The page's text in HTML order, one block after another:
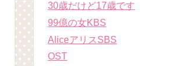
30歳だけど17歳です
99億の女KBS
AliceアリスSBS
OST